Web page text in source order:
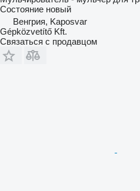
Состояние новый
Венгрия, Kaposvar
Gépközvetítő Kft.
Связаться с продавцом